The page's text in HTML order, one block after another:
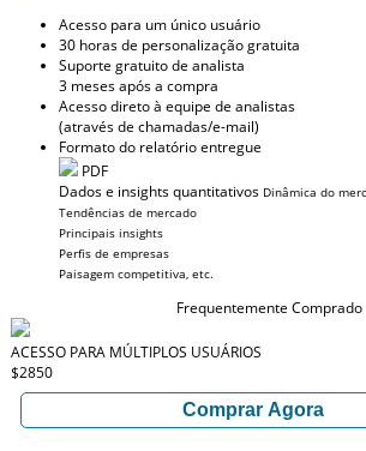
Acesso para um único usuário
30 horas de personalização gratuita
Suporte gratuito de analista
3 meses após a compra
Acesso direto à equipe de analistas
(através de chamadas/e-mail)
Formato do relatório entregue
PDF
Dados e insights quantitativos Dinâmica do
Tendências de mercado
Principais insights
Perfis de empresas
Paisagem competitiva, etc.
Frequentemente Comprado
ACESSO PARA MÚLTIPLOS USUÁRIOS
$2850
Comprar Agora